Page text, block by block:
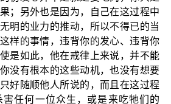
；另外也是因为，自己在这过程中
明的业力的推动，所以不得已的当
样的事情，违背你的发心、违背你
是如此，他在戒律上来说，并不能
没有根本的这些动机，也没有想要
好随顺他人所说的，而且在这过程
任何一位众生，或是来吃牠们的